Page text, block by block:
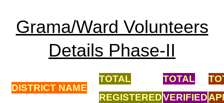
Grama/Ward Volunteers
Details Phase-II
DISTRICT NAME
TOTAL
REGISTERED
TOTAL
VERIFIED